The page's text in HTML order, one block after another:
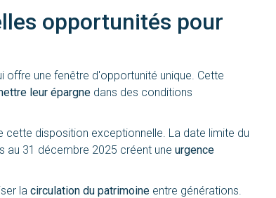
opportunités pour
offre une fenêtre d'opportunité unique. Cette
leur épargne dans des conditions
disposition exceptionnelle. La date limite du
au 31 décembre 2025 créent une urgence
la circulation du patrimoine entre générations.